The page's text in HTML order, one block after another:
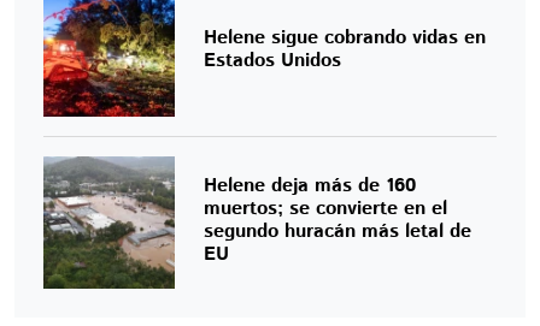
Helene sigue cobrando vidas en
Estados Unidos
Helene deja más de 160
muertos; se convierte en el
segundo huracán más letal de
EU